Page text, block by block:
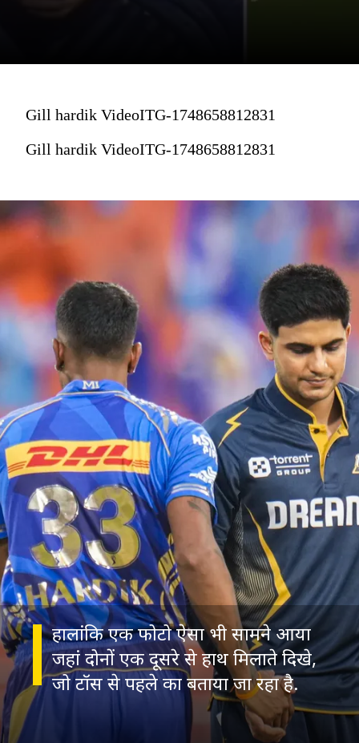
Gill hardik VideoITG-1748658812831
Gill hardik VideoITG-1748658812831
हालांकि एक फोटो ऐसा भी सामने आया
जहां दोनों एक दूसरे से हाथ मिलाते दिखे,
जो टॉस से पहले का बताया जा रहा है.